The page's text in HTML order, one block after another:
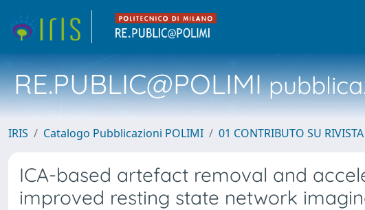
RE.PUBLIC@POLIMI
IRIS Catalogo Pubblicazioni POLIMI 01 CONTRIBUTO SU RIVISTA
ICA-based artefact removal and
improved resting state network